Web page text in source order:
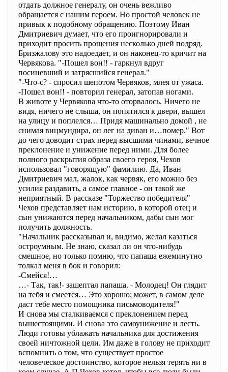
отдать должное генералу, он очень вежливо
обращается с нашим героем. Но простой человек не
привык к подобному обращению. Поэтому Иван
Дмитриевич думает, что его проигнорировали и
приходит просить прощения несколько дней подряд.
Бризжалову это надоедает, и он наконец-то кричит на
Червякова. "-Пошел вон!! - гаркнул вдруг
посиневший и затрясшийся генерал."
"-Что-с? - спросил шепотом Червяков, млея от ужаса.
-Пошел вон!! - повторил генерал, затопав ногами.
В животе у Червякова что-то оторвалось. Ничего не
видя, ничего не слыша, он попятился к двери, вышел
на улицу и поплелся… Придя машинально домой , не
снимая вицмундира, он лег на диван и…помер." Вот
до чего доводит страх перед высшими чинами, вечное
преклонение и унижение перед ними. Для более
полного раскрытия образа своего героя, Чехов
использовал "говорящую" фамилию. Да, Иван
Дмитриевич мал, жалок, как червяк, его можно без
усилия раздавить, а самое главное - он такой же
неприятный. В рассказе "Торжество победителя"
Чехов представляет нам историю, в которой отец и
сын унижаются перед начальником, дабы сын мог
получить должность.
"Начальник рассказывал и, видимо, желал казаться
остроумным. Не знаю, сказал ли он что-нибудь
смешное, но только помню, что папаша ежеминутно
толкал меня в бок и говорил:
-Смейся!…
…- Так, так!- зашептал папаша. - Молодец! Он глядит
на тебя и смеется… Это хорошо; может, в самом деле
даст тебе место помощника письмоводителя!"
И снова мы сталкиваемся с преклонением перед
вышестоящими. И снова это самоунижение и лесть.
Люди готовы ублажать начальника для достижения
своей ничтожной цели. Им даже в голову не приходит
вспомнить о том, что существует простое
человеческое достоинство, которое нельзя терять ни в